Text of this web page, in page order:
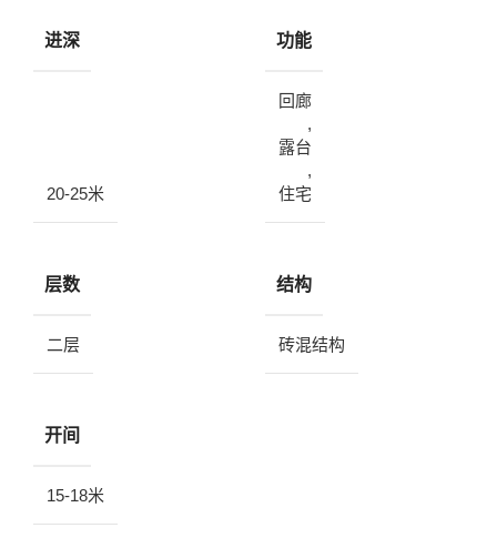
进深
20-25米
功能
回廊
,
露台
,
住宅
层数
二层
结构
砖混结构
开间
15-18米